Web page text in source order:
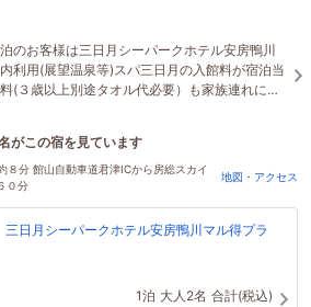
泊のお客様は三日月シーパークホテル安房鴨川
利用(展望温泉等)スパ三日月の入館料が宿泊当
(３歳以上別途タオル代必要）も家族連れには
（利用時間要問合せ）館内は全て禁煙になり
がこの宿を見ています
間前に予約されました
８分 館山自動車道君津ICから房総スカイ
０分
地図・アクセス
日月シーパークホテル安房鴨川マル得プラ
1泊 大人2名 合計(税込)